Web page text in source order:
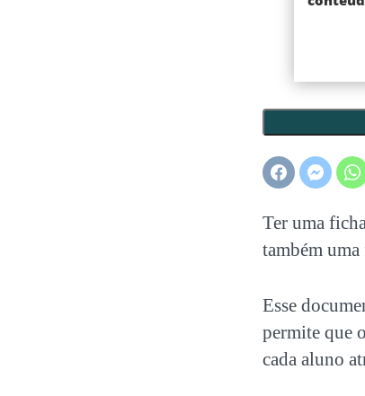
Ter uma
também
Esse
permite que
cada aluno